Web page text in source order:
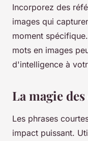
Incorporez des
images qui
moment
mots en images
d'intelligence à
La magie
Les phrases
impact puissant.